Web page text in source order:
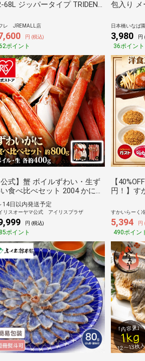
68L ジッパータイプ TRIDENT
レ JREMALL店
円 (税込)
ポイント
包入り メ
料
日本橋いなば園
3,980 円
36ポイント
公式】蟹 ボイルずわい・生ず
食べ比べセット 2004 かに
い カット ボイル 生 【TD】
引不可】[kani]
14日以内発送予定
リスオーヤマ公式 アイリスプラザ
円 (税込)
ポイント
【
円！】
すかいらーく
5,394 円
490ポイン